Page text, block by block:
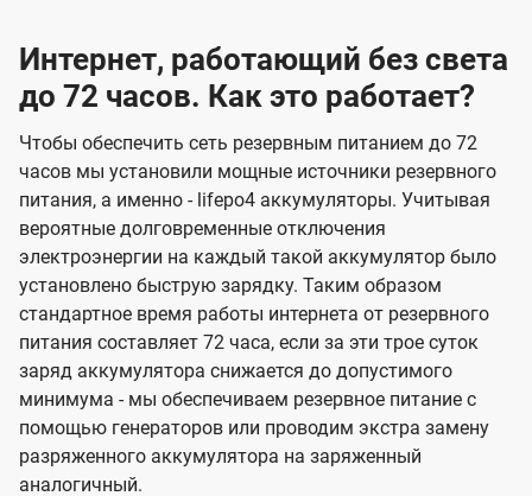
Интернет, работающий без света
до 72 часов. Как это работает?
Чтобы обеспечить сеть резервным питанием до 72
часов мы установили мощные источники резервного
питания, а именно - lifepo4 аккумуляторы. Учитывая
вероятные долговременные отключения
электроэнергии на каждый такой аккумулятор было
установлено быструю зарядку. Таким образом
стандартное время работы интернета от резервного
питания составляет 72 часа, если за эти трое суток
заряд аккумулятора снижается до допустимого
минимума - мы обеспечиваем резервное питание с
помощью генераторов или проводим экстра замену
разряженного аккумулятора на заряженный
аналогичный.